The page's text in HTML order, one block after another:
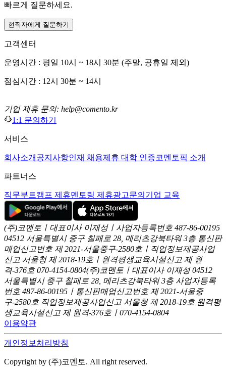
빠르게 질문하세요.
현직자에게 질문하기
고객센터
운영시간 : 평일 10시 ~ 18시 30분 (주말, 공휴일 제외)
점심시간 : 12시 30분 ~ 14시
기업 제휴 문의: help@comento.kr
1:1 문의하기
서비스
회사소개 공지사항인재 채용제휴 대학 인증코멘토픽 소개
파트너스
직무부트캠프 제휴멘토링 제휴광고문의 기업 교육
(주)코멘토ㅣ대표이사 이재성ㅣ사업자등록번호 487-86-00195
04512 서울특별시 중구 칠패로 28, 메리츠강북타워 3층 통신판
매업신고번호 제 2021-서울중구-2580호ㅣ직업정보제공사업
신고 서울청 제 2018-19호ㅣ원격평생교육시설신고 제 원
격-376호 070-4154-0804(주)코멘토ㅣ대표이사 이재성 04512
서울특별시 중구 칠패로 28, 메리츠강북타워 3층 사업자등록
번호 487-86-00195ㅣ통신판매업신고번호 제 2021-서울중
구-2580호 직업정보제공사업신고 서울청 제 2018-19호 원격평
생교육시설신고 제 원격-376호ㅣ070-4154-0804
이용약관
개인정보처리방침
Copyright by (주)코멘토. All right reserved.